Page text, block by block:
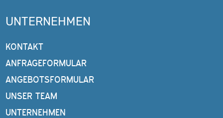
UNTERNEHMEN
KONTAKT
ANFRAGEFORMULAR
ANGEBOTSFORMULAR
UNSER TEAM
UNTERNEHMEN